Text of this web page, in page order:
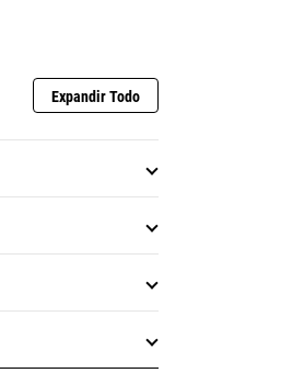
Expandir Todo